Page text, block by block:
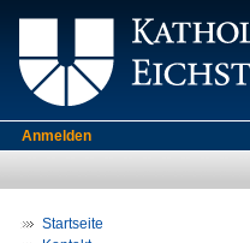
Anmelden
Startseite